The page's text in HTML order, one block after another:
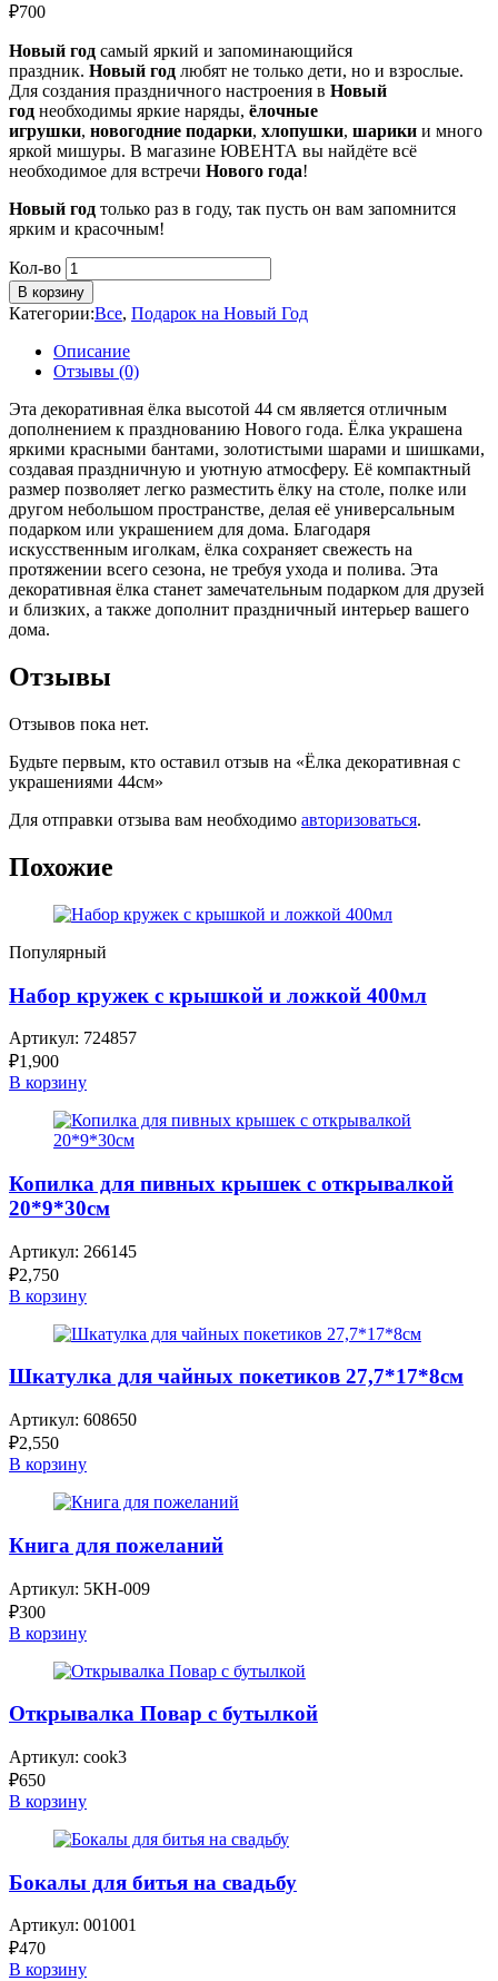
₽700
Новый год самый яркий и запоминающийся
праздник. Новый год любят не только дети, но и взрослые.
Для создания праздничного настроения в Новый
год необходимы яркие наряды, ёлочные
игрушки, новогодние подарки, хлопушки, шарики и много
яркой мишуры. В магазине ЮВЕНТА вы найдёте всё
необходимое для встречи Нового года!
Новый год только раз в году, так пусть он вам запомнится
ярким и красочным!
Кол-во
В корзину
Категории:Все, Подарок на Новый Год
Описание
Отзывы (0)
Эта декоративная ёлка высотой 44 см является отличным
дополнением к празднованию Нового года. Ёлка украшена
яркими красными бантами, золотистыми шарами и шишками,
создавая праздничную и уютную атмосферу. Её компактный
размер позволяет легко разместить ёлку на столе, полке или
другом небольшом пространстве, делая её универсальным
подарком или украшением для дома. Благодаря
искусственным иголкам, ёлка сохраняет свежесть на
протяжении всего сезона, не требуя ухода и полива. Эта
декоративная ёлка станет замечательным подарком для друзей
и близких, а также дополнит праздничный интерьер вашего
дома.
Отзывы
Отзывов пока нет.
Будьте первым, кто оставил отзыв на «Ёлка декоративная с
украшениями 44см»
Для отправки отзыва вам необходимо авторизоваться.
Похожие
Популярный
Набор кружек с крышкой и ложкой 400мл
Артикул: 724857
₽1,900
В корзину
Копилка для пивных крышек с открывалкой
20*9*30см
Артикул: 266145
₽2,750
В корзину
Шкатулка для чайных покетиков 27,7*17*8см
Артикул: 608650
₽2,550
В корзину
Книга для пожеланий
Артикул: 5КН-009
₽300
В корзину
Открывалка Повар с бутылкой
Артикул: cook3
₽650
В корзину
Бокалы для битья на свадьбу
Артикул: 001001
₽470
В корзину